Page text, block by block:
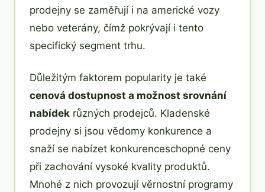
prodejny se zaměřují i na americké vozy
nebo veterány, čímž pokrývají i tento
specifický segment trhu.
Důležitým faktorem popularity je také
cenová dostupnost a možnost srovnání
nabídek různých prodejců. Kladenské
prodejny si jsou vědomy konkurence a
snaží se nabízet konkurenceschopné ceny
při zachování vysoké kvality produktů.
Mnohé z nich provozují věrnostní programy